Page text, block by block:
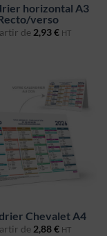
horizontal A3
verso
de 2,93€ HT
Chevalet A4
de 2,88€ HT